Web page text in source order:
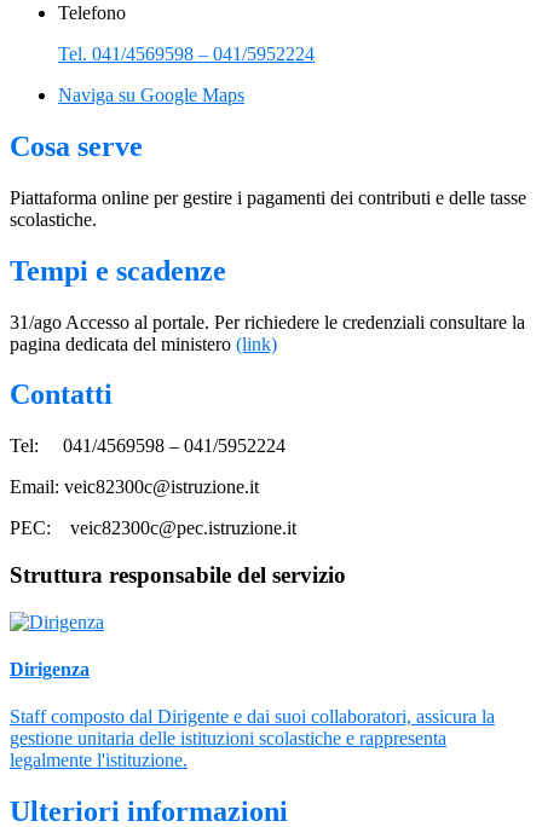
Telefono
Tel. 041/4569598 – 041/5952224
Naviga su Google Maps
Cosa serve
Piattaforma online per gestire i pagamenti dei contributi e delle tasse
scolastiche.
Tempi e scadenze
31/ago Accesso al portale. Per richiedere le credenziali consultare la
pagina dedicata del ministero (link)
Contatti
Tel: 041/4569598 – 041/5952224
Email: veic82300c@istruzione.it
PEC: veic82300c@pec.istruzione.it
Struttura responsabile del servizio
Dirigenza
Staff composto dal Dirigente e dai suoi collaboratori, assicura la
gestione unitaria delle istituzioni scolastiche e rappresenta
legalmente l'istituzione.
Ulteriori informazioni